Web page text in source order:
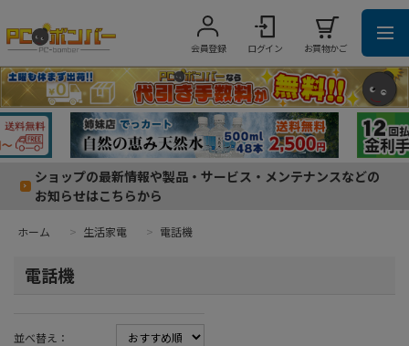
会員登録 ログイン お買物かご
ショップの最新情報や製品・サービス・メンテナンスなどの
お知らせはこちらから
ホーム > 生活家電 > 電話機
電話機
並べ替え：